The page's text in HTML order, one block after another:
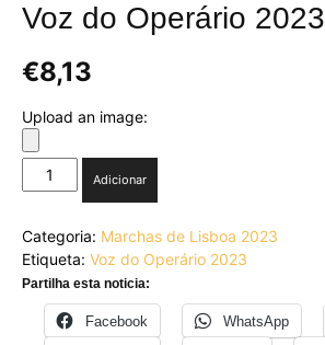
Voz do Operário 2023
€8,13
Upload an image:
Quantidade
de
do
Operário
2023
Adicionar
Categoria: Marchas de Lisboa 2023
Etiqueta: Voz do Operário 2023
Partilha esta noticia:
Facebook WhatsApp